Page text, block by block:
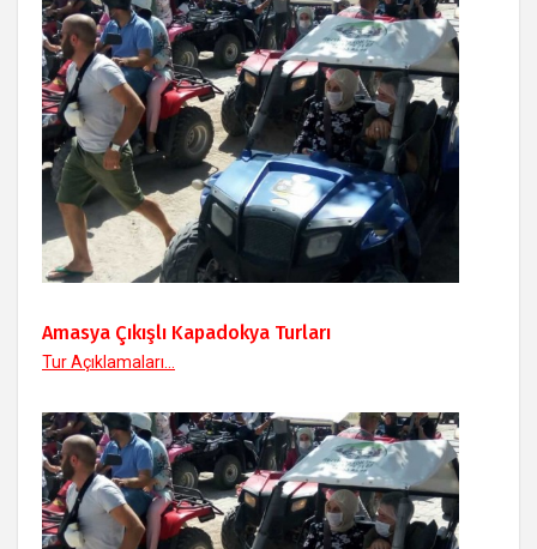
Amasya Çıkışlı Kapadokya Turları
Tur Açıklamaları...